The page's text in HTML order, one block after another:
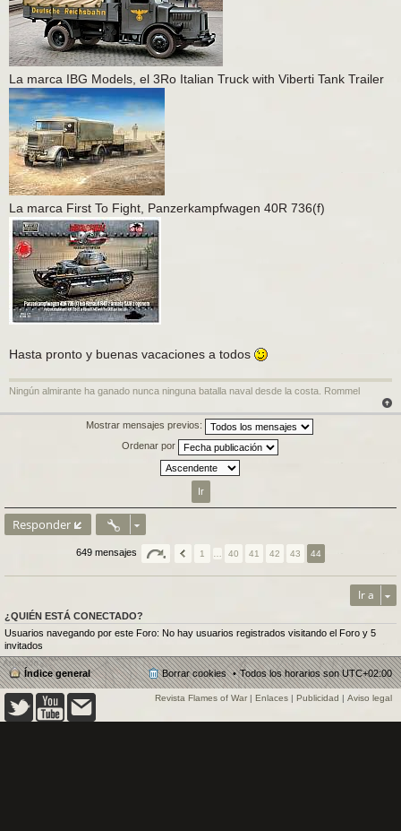
La marca IBG Models, el 3Ro Italian Truck with Viberti Tank Trailer
La marca First To Fight, Panzerkampfwagen 40R 736(f)
Hasta pronto y buenas vacaciones a todos
Ningún almirante ha ganado nunca ninguna batalla naval desde la costa. Rommel
Mostrar mensajes previos:
Ordenar por
Responder
649 mensajes 1 40 41 42 43 44
Ir a
¿QUIÉN ESTÁ CONECTADO?
Usuarios navegando por este Foro: No hay usuarios registrados visitando el Foro y 5
invitados
Índice general Todos los horarios sonUTC+02:00
Borrar cookies
Revista Flames of War | Enlaces | Publicidad | Aviso legal